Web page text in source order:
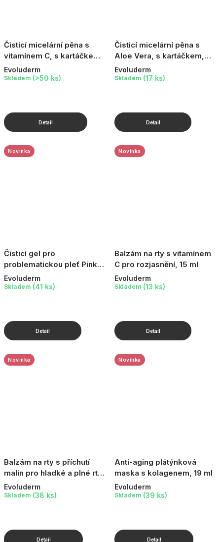
Čisticí micelární pěna s
vitamínem C, s kartáčkem,
150 ml
Evoluderm
Skladem (>50 ks)
Čisticí micelární pěna s
Aloe Vera, s kartáčkem,
150 ml
Evoluderm
Skladem (17 ks)
Čisticí gel pro
problematickou pleť Pink
Grapefruit, 250 ml
Novinka
Evoluderm
Skladem (41 ks)
Balzám na rty s vitamínem
C pro rozjasnění, 15 ml
Novinka
Evoluderm
Skladem (13 ks)
Balzám na rty s příchutí
malin pro hladké a plné rty,
15 ml
Novinka
Evoluderm
Skladem (38 ks)
Anti-aging plátýnková
maska s kolagenem, 19 ml
Novinka
Evoluderm
Skladem (39 ks)